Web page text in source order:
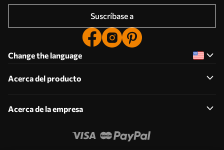
Suscríbase a
Change the language
Acerca del producto
Acerca de la empresa